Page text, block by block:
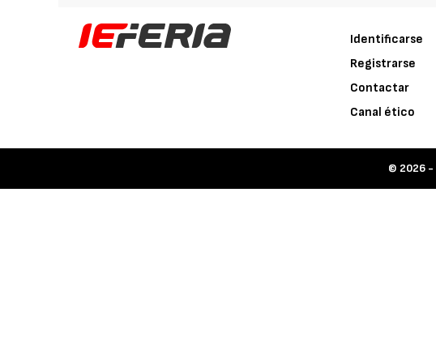
Identificarse
Registrarse
Contactar
Canal ético
© 2026 -